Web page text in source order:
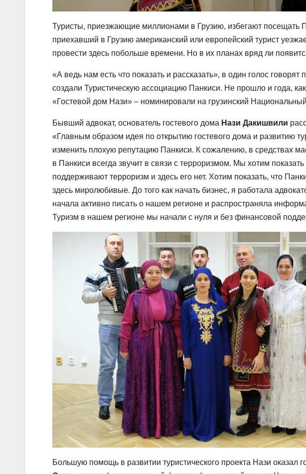
Туристы, приезжающие миллионами в Грузию, избегают посещать
приехавший в Грузию американский или европейский турист
провести здесь побольше времени. Но в их планах вряд ли
«А ведь нам есть что показать и рассказать», в один голос
создали Туристическую ассоциацию Панкиси. Не прошло и года,
«Гостевой дом Нази» – номинировали на грузинский
Бывший адвокат, основатель гостевого дома Нази Дакишвили
«Главным образом идея по открытию гостевого дома и развитию
изменить плохую репутацию Панкиси. К сожалению, в средствах
в Панкиси всегда звучит в связи с терроризмом. Мы хотим
поддерживают терроризм и здесь его нет. Хотим показать, что
здесь миролюбивые. До того как начать бизнес, я работала
начала активно писать о нашем регионе и распространяла
Туризм в нашем регионе мы начали с нуля и без финансовой
Большую помощь в развитии туристического проекта Нази оказал